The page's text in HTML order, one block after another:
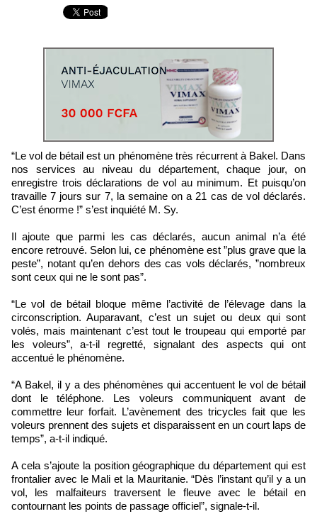
“Le vol de bétail est un phénomène très récurrent à Bakel. Dans
nos services au niveau du département, chaque jour, on
enregistre trois déclarations de vol au minimum. Et puisqu’on
travaille 7 jours sur 7, la semaine on a 21 cas de vol déclarés.
C’est énorme !” s’est inquiété M. Sy.
Il ajoute que parmi les cas déclarés, aucun animal n’a été
encore retrouvé. Selon lui, ce phénomène est ”plus grave que la
peste”, notant qu’en dehors des cas vols déclarés, ”nombreux
sont ceux qui ne le sont pas”.
“Le vol de bétail bloque même l’activité de l’élevage dans la
circonscription. Auparavant, c’est un sujet ou deux qui sont
volés, mais maintenant c’est tout le troupeau qui emporté par
les voleurs”, a-t-il regretté, signalant des aspects qui ont
accentué le phénomène.
“A Bakel, il y a des phénomènes qui accentuent le vol de bétail
dont le téléphone. Les voleurs communiquent avant de
commettre leur forfait. L’avènement des tricycles fait que les
voleurs prennent des sujets et disparaissent en un court laps de
temps”, a-t-il indiqué.
A cela s’ajoute la position géographique du département qui est
frontalier avec le Mali et la Mauritanie. “Dès l’instant qu’il y a un
vol, les malfaiteurs traversent le fleuve avec le bétail en
contournant les points de passage officiel”, signale-t-il.